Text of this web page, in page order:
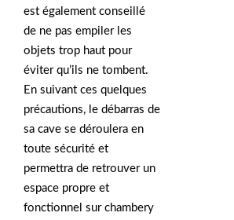
est également conseillé
de ne pas empiler les
objets trop haut pour
éviter qu’ils ne tombent.
En suivant ces quelques
précautions, le débarras de
sa cave se déroulera en
toute sécurité et
permettra de retrouver un
espace propre et
fonctionnel sur chambery